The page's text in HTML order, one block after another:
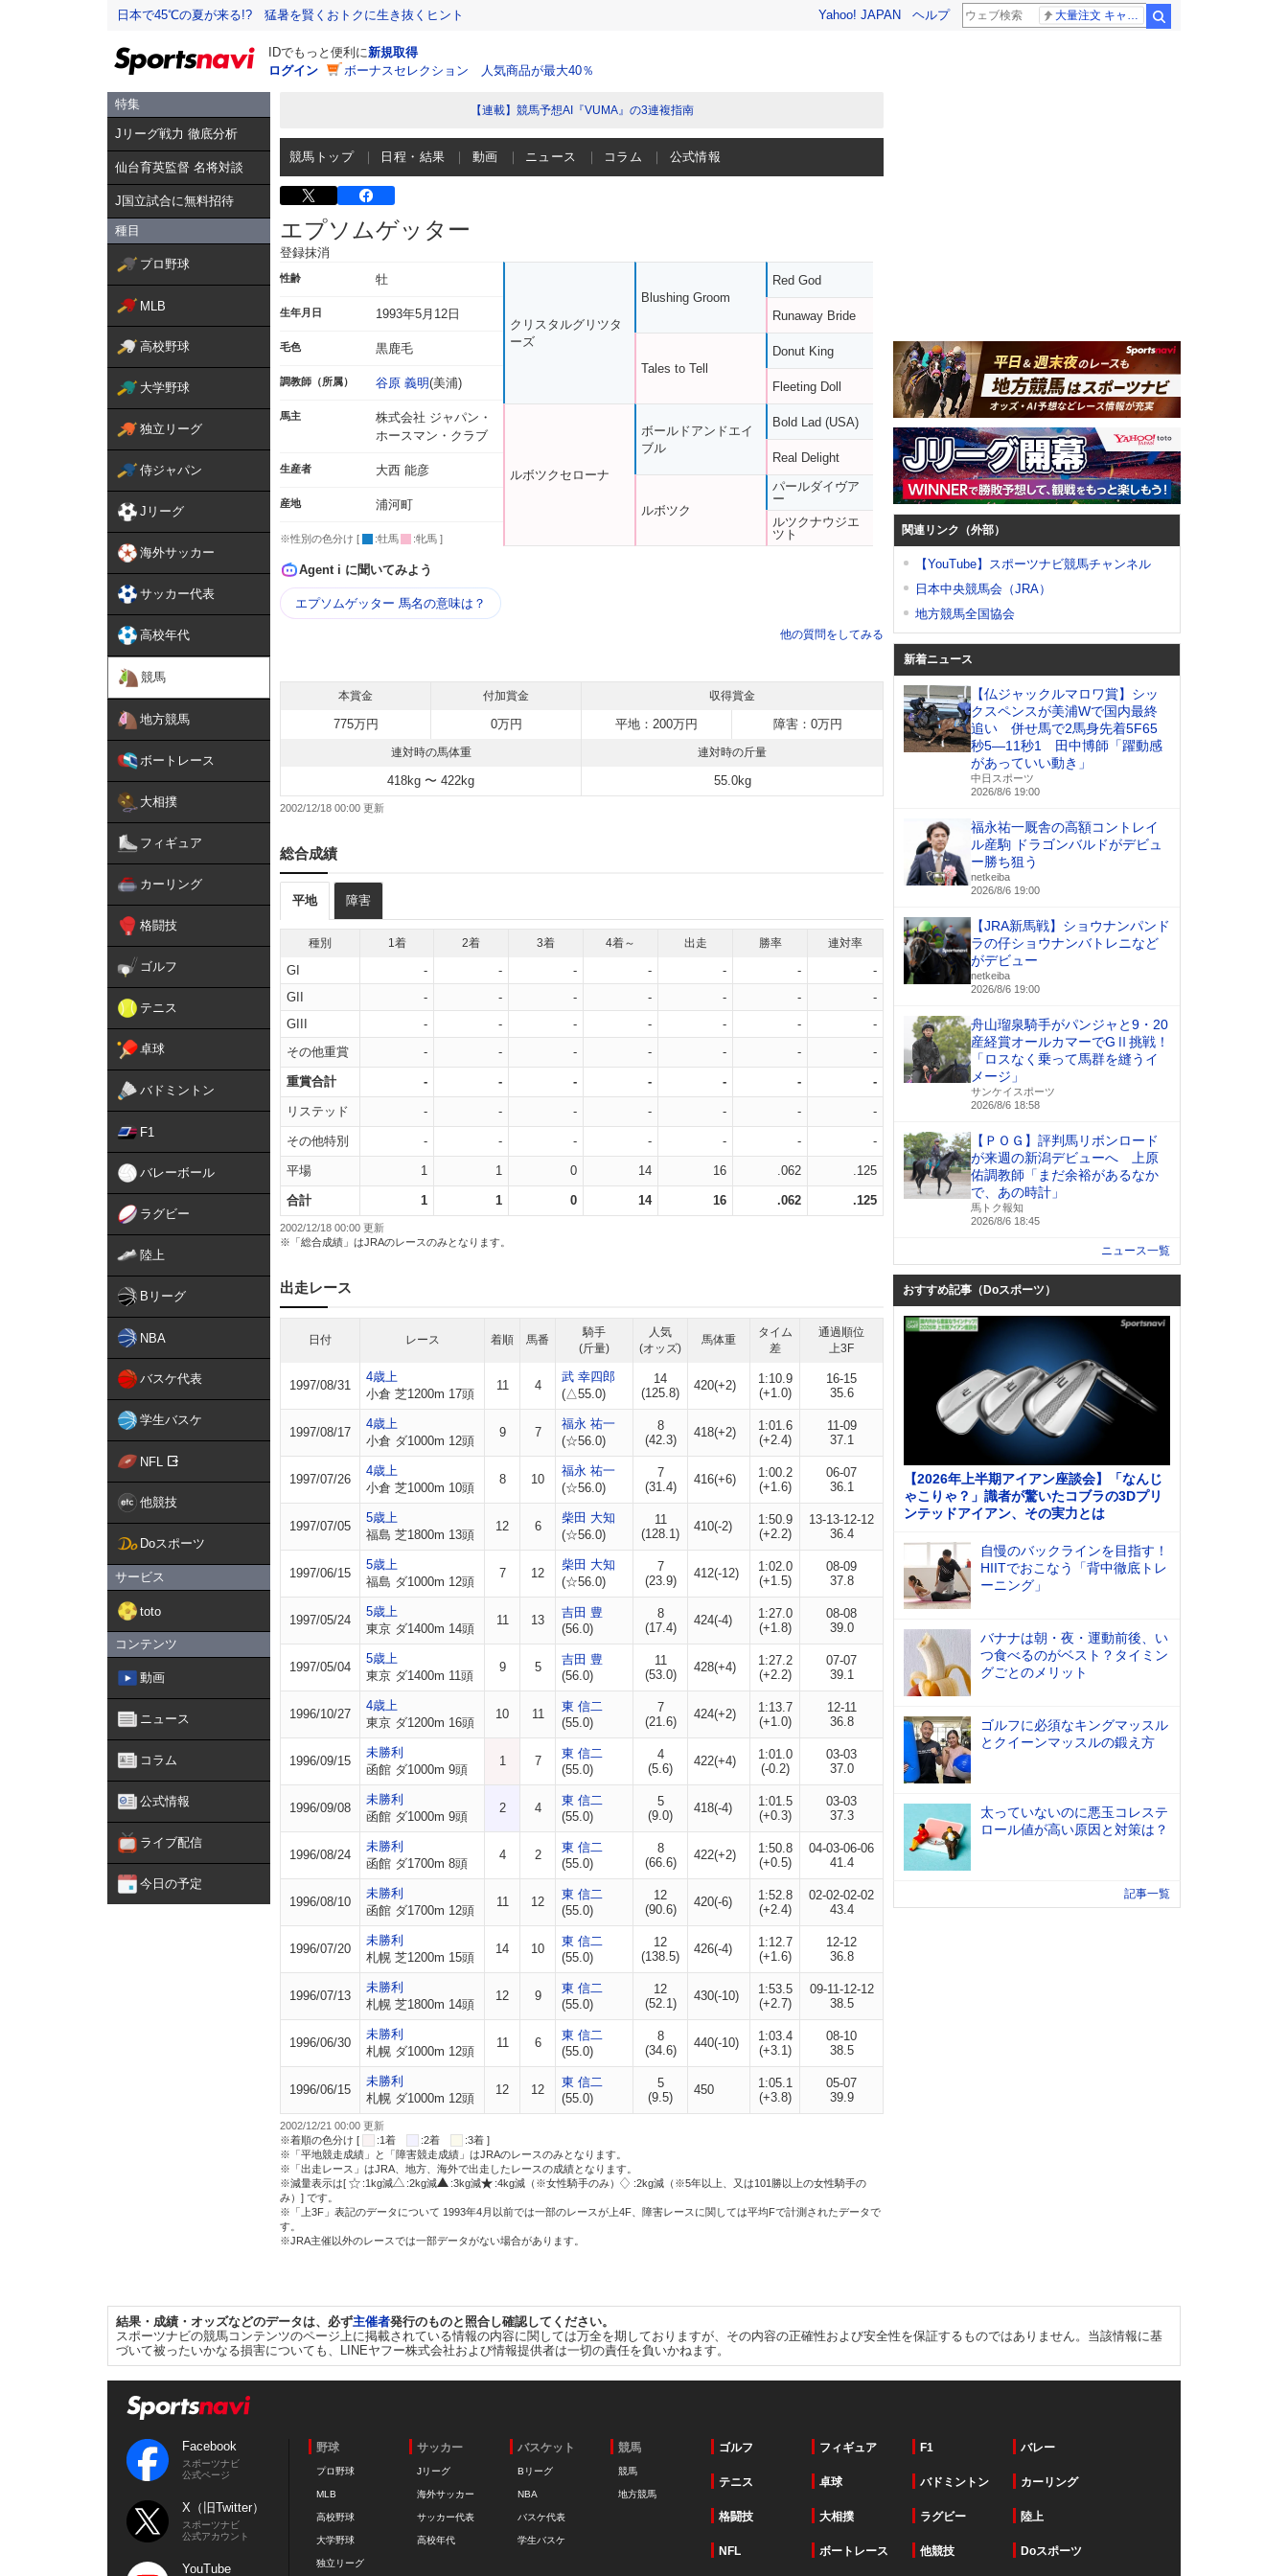
日本で45℃の夏が来る!? 猛暑を賢くおトクに生き抜くヒント Yahoo! JAPAN ヘルプ
IDでもっと便利に新規取得
ログイン
ボーナスセレクション 人気商品が最大40％
特集
Jリーグ戦力 徹底分析
仙台育英監督 名将対談
J国立試合に無料招待
種目
プロ野球
MLB
高校野球
大学野球
独立リーグ
侍ジャパン
Jリーグ
海外サッカー
サッカー代表
高校年代
競馬
地方競馬
ボートレース
大相撲
フィギュア
カーリング
格闘技
ゴルフ
テニス
卓球
バドミントン
F1
バレーボール
ラグビー
陸上
Bリーグ
NBA
バスケ代表
学生バスケ
NFL
他競技
Doスポーツ
サービス
toto
コンテンツ
動画
ニュース
コラム
公式情報
ライブ配信
今日の予定
【連載】競馬予想AI『VUMA』の3連複指南
競馬トップ 日程・結果 動画 ニュース コラム 公式情報
エプソムゲッター
登録抹消
性齢 牡
生年月日 1993年5月12日
毛色 黒鹿毛
調教師（所属） 谷原 義明(美浦)
馬主
株式会社 ジャパン・
ホースマン・クラブ
生産者 大西 能彦
産地 浦河町
※性別の色分け [ :牡馬 :牝馬 ]
クリスタルグリツタ
ーズ
ルボツクセローナ
Blushing Groom
Tales to Tell
ボールドアンドエイ
ブル
ルボツク
Red God
Runaway Bride
Donut King
Fleeting Doll
Bold Lad (USA)
Real Delight
パールダイヴア
ー
ルツクナウジエ
ツト
Agent i に聞いてみよう
エプソムゲッター 馬名の意味は？
他の質問をしてみる
本賞金 付加賞金 収得賞金
775万円 0万円 平地：200万円 障害：0万円
連対時の馬体重 連対時の斤量
418kg 〜 422kg 55.0kg
2002/12/18 00:00
総合成績
平地 障害
種別 1着 2着 3着 4着～ 出走 勝率 連対率
GI - - - - - -
-
GII
- - - - - -
-
GIII
- - - - - -
-
その他重賞
- - - - - - -
重賞合計 - - - - - - -
リステッド - - - - - - -
その他特別 - - - - - - -
平場 1 1 0 14 16 .062 .125
合計 1 1 0 14 16 .062 .125
2002/12/18 00:00 更新
※「総合成績」はJRAのレースのみとなります。
出走レース
日付 レース 着順 馬番
騎手
(斤量)
人気
(オッズ)
馬体重
タイム
差
通過順位
上3F
1997/08/31
4歳上
小倉 芝1200m 17頭
11 4
武 幸四郎
(△55.0)
14
(125.8)
420(+2)
1:10.9
(+1.0)
16-15
35.6
1997/08/17
4歳上
小倉 ダ1000m 12頭
9 7
福永 祐一
(☆56.0)
8
(42.3)
418(+2)
1:01.6
(+2.4)
11-09
37.1
1997/07/26
4歳上
小倉 芝1000m 10頭
8 10
福永 祐一
(☆56.0)
7
(31.4)
416(+6)
1:00.2
(+1.6)
06-07
36.1
1997/07/05
5歳上
福島 芝1800m 13頭
12 6
柴田 大知
(☆56.0)
11
(128.1)
410(-2)
1:50.9
(+2.2)
13-13-12-12
36.4
1997/06/15
5歳上
福島 ダ1000m 12頭
7 12
柴田 大知
(☆56.0)
7
(23.9)
412(-12)
1:02.0
(+1.5)
08-09
37.8
1997/05/24
5歳上
東京 ダ1400m 14頭
11 13
吉田 豊
(56.0)
8
(17.4)
424(-4)
1:27.0
(+1.8)
08-08
39.0
1997/05/04
5歳上
東京 ダ1400m 11頭
9 5
吉田 豊
(56.0)
11
(53.0)
428(+4)
1:27.2
(+2.2)
07-07
39.1
1996/10/27
4歳上
東京 ダ1200m 16頭
10 11
東 信二
(55.0)
7
(21.6)
424(+2)
1:13.7
(+1.0)
12-11
36.8
1996/09/15
未勝利
函館 ダ1000m 9頭
1 7
東 信二
(55.0)
4
(5.6)
422(+4)
1:01.0
(-0.2)
03-03
37.0
1996/09/08
未勝利
函館 ダ1000m 9頭
2 4
東 信二
(55.0)
5
(9.0)
418(-4)
1:01.5
(+0.3)
03-03
37.3
1996/08/24
未勝利
函館 ダ1700m 8頭
4 2
東 信二
(55.0)
8
(66.6)
422(+2)
1:50.8
(+0.5)
04-03-06-06
41.4
1996/08/10
未勝利
函館 ダ1700m 12頭
11 12
東 信二
(55.0)
12
(90.6)
420(-6)
1:52.8
(+2.4)
02-02-02-02
43.4
1996/07/20
未勝利
札幌 芝1200m 15頭
14 10
東 信二
(55.0)
12
(138.5)
426(-4)
1:12.7
(+1.6)
12-12
36.8
1996/07/13
未勝利
札幌 芝1800m 14頭
12 9
東 信二
(55.0)
12
(52.1)
430(-10)
1:53.5
(+2.7)
09-11-12-12
38.5
1996/06/30
未勝利
札幌 ダ1000m 12頭
11 6
東 信二
(55.0)
8
(34.6)
440(-10)
1:03.4
(+3.1)
08-10
38.5
1996/06/15
未勝利
札幌 ダ1000m 12頭
12 12
東 信二
(55.0)
5
(9.5)
450
1:05.1
(+3.8)
05-07
39.9
2002/12/21 00:00 更新
※着順の色分け [
:1着 :2着
:3着 ]
※「平地競走成績」と「障害競走成績」はJRAのレースのみとなります。
※「出走レース」はJRA、地方、海外で出走したレースの成績となります。
※減量表示は[
:1kg減 :2kg減 :3kg減 :4kg減（※女性騎手のみ）
:2kg減（※5年以上、又は101勝以上の女性騎手の
み）] です。
※「上3F」表記のデータについて 1993年4月以前では一部のレースが上4F、障害レースに関しては平均Fで計測されたデータで
す。
※JRA主催以外のレースでは一部データがない場合があります。
関連リンク（外部）
【YouTube】スポーツナビ競馬チャンネル
日本中央競馬会（JRA）
地方競馬全国協会
新着ニュース
【仏ジャックルマロワ賞】シッ
クスペンスが美浦Wで国内最終
追い 併せ馬で2馬身先着5F65
秒5―11秒1 田中博師「躍動感
があっていい動き」
中日スポーツ
2026/8/6 19:00
福永祐一厩舎の高額コントレイ
ル産駒 ドラゴンバルドがデビュ
ー勝ち狙う
netkeiba
2026/8/6 19:00
【JRA新馬戦】ショウナンパンド
ラの仔ショウナンバトレニなど
がデビュー
netkeiba
2026/8/6 19:00
舟山瑠泉騎手がパンジャと9・20
産経賞オールカマーでGⅡ挑戦！
「ロスなく乗って馬群を縫うイ
メージ」
サンケイスポーツ
2026/8/6 18:58
【ＰＯＧ】評判馬リボンロード
が来週の新潟デビューへ 上原
佑調教師「まだ余裕があるなか
で、あの時計」
馬トク報知
2026/8/6 18:45
ニュース一覧
おすすめ記事（Doスポーツ）
【2026年上半期アイアン座談会】「なんじ
ゃこりゃ？」識者が驚いたコブラの3Dプリ
ンテッドアイアン、その実力とは
自慢のバックラインを目指す！
HIITでおこなう「背中徹底トレ
ーニング」
バナナは朝・夜・運動前後、い
つ食べるのがベスト？タイミン
グごとのメリット
ゴルフに必須なキングマッスル
とクイーンマッスルの鍛え方
太っていないのに悪玉コレステ
ロール値が高い原因と対策は？
記事一覧
結果・成績・オッズなどのデータは、必ず主催者発行のものと照合し確認してください。
スポーツナビの競馬コンテンツのページ上に掲載されている情報の内容に関しては万全を期しておりますが、その内容の正確性および安全性を保証するものではありません。当該情報に基
づいて被ったいかなる損害についても、LINEヤフー株式会社および情報提供者は一切の責任を負いかねます。
Facebook
スポーツナビ
公式ページ
X（旧Twitter）
スポーツナビ
公式アカウント
YouTube
野球
プロ野球
MLB
高校野球
大学野球
独立リーグ
サッカー
Jリーグ
海外サッカー
サッカー代表
高校年代
バスケット
Bリーグ
NBA
バスケ代表
学生バスケ
競馬
競馬
地方競馬
ゴルフ フィギュア F1 バレー
テニス 卓球 バドミントン カーリング
格闘技 大相撲 ラグビー 陸上
NFL ボートレース 他競技 Doスポーツ